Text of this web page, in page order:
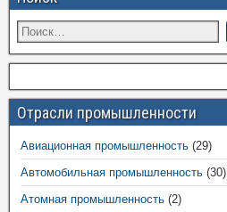
Отрасли промышленности
Авиационная промышленность (29)
Автомобильная промышленность (30)
Атомная промышленность (2)